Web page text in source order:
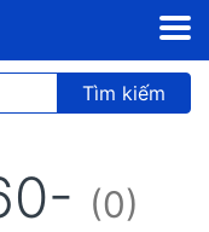
Tìm kiếm
(0)